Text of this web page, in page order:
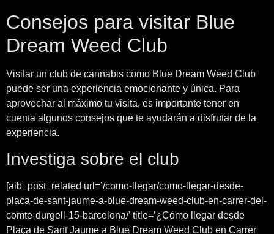
Consejos para visitar Blue
Dream Weed Club
Visitar un club de cannabis como Blue Dream Weed Club
puede ser una experiencia emocionante y única. Para
aprovechar al máximo tu visita, es importante tener en
cuenta algunos consejos que te ayudarán a disfrutar de la
experiencia.
Investiga sobre el club
[aib_post_related url=’/como-llegar/como-llegar-desde-
placa-de-sant-jaume-a-blue-dream-weed-club-en-carrer-del-
comte-durgell-15-barcelona/’ title=’¿Cómo llegar desde
Plaça de Sant Jaume a Blue Dream Weed Club en Carrer